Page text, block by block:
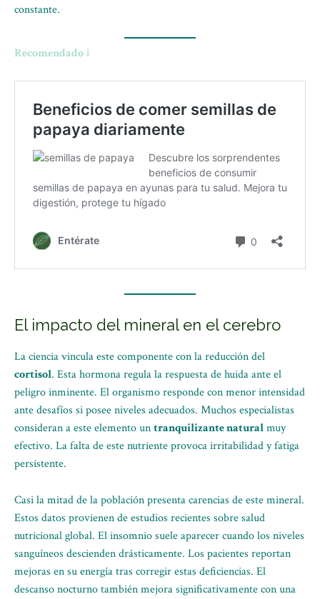
constante.
Recomendado ↓
El impacto del mineral en el cerebro
La ciencia vincula este componente con la reducción del
cortisol. Esta hormona regula la respuesta de huida ante el
peligro inminente. El organismo responde con menor intensidad
ante desafíos si posee niveles adecuados. Muchos especialistas
consideran a este elemento untranquilizante naturalmuy
efectivo. La falta de este nutriente provoca irritabilidad y fatiga
persistente.
Casi la mitad de la población presenta carencias de este mineral.
Estos datos provienen de estudios recientes sobre salud
nutricional global. El insomnio suele aparecer cuando los niveles
sanguíneos descienden drásticamente. Los pacientes reportan
mejoras en su energía tras corregir estas deficiencias. El
descanso nocturno también mejora significativamente con una